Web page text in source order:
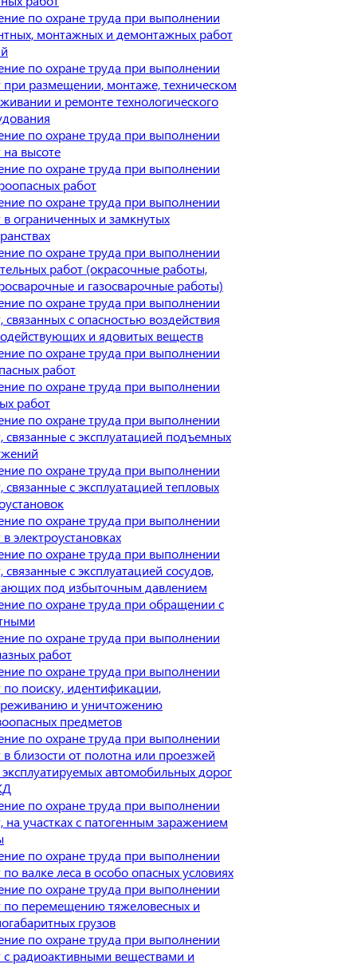
по охране труда при выполнении
монтажных и демонтажных работ
по охране труда при выполнении
при размещении, монтаже, техническом
и ремонте технологического
по охране труда при выполнении
на высоте
по охране труда при выполнении
работ
по охране труда при выполнении
в ограниченных и замкнутых
по охране труда при выполнении
работ (окрасочные работы,
и газосварочные работы)
по охране труда при выполнении
связанных с опасностью воздействия
и ядовитых веществ
по охране труда при выполнении
работ
по охране труда при выполнении
работ
по охране труда при выполнении
связанные с эксплуатацией подъемных
по охране труда при выполнении
связанные с эксплуатацией тепловых
по охране труда при выполнении
электроустановках
по охране труда при выполнении
связанные с эксплуатацией сосудов,
под избыточным давлением
по охране труда при обращении с
по охране труда при выполнении
работ
по охране труда при выполнении
по поиску, идентификации,
и уничтожению
предметов
по охране труда при выполнении
в близости от полотна или проезжей
эксплуатируемых автомобильных дорог
по охране труда при выполнении
на участках с патогенным заражением
по охране труда при выполнении
по валке леса в особо опасных условиях
по охране труда при выполнении
по перемещению тяжеловесных и
грузов
по охране труда при выполнении
с радиоактивными веществами и